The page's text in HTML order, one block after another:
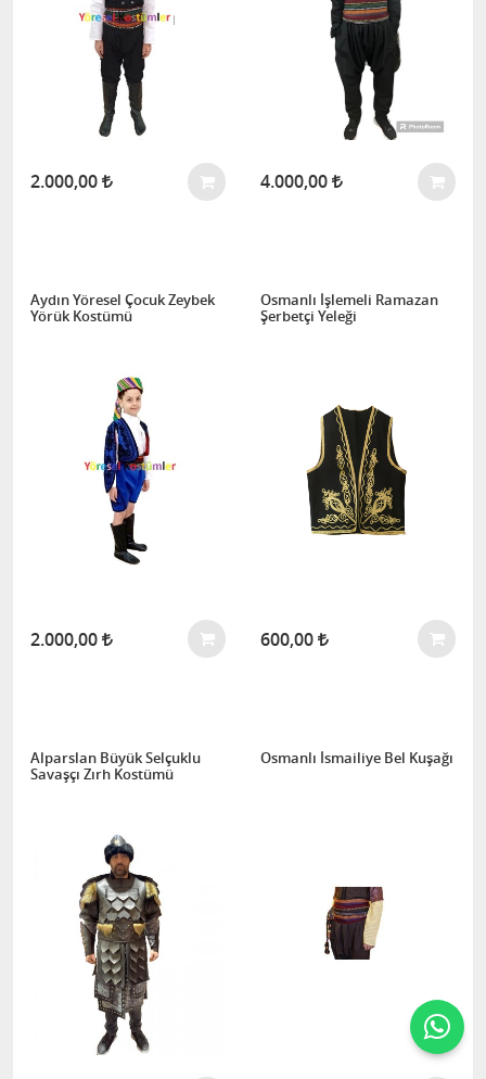
2.000,00 4.000,00
Aydın Yöresel Çocuk Zeybek
Yörük Kostümü
2.000,00
Osmanlı İşlemeli Ramazan
Şerbetçi Yeleği
600,00
Alparslan Büyük Selçuklu
Savaşçı Zırh Kostümü
Osmanlı İsmailiye Bel Kuşağı